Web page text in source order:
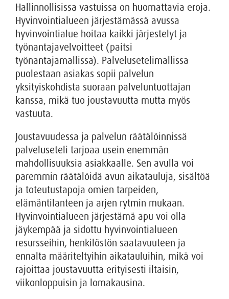
Hallinnollisissa vastuissa on huomattavia eroja.
Hyvinvointialueen järjestämässä avussa
hyvinvointialue hoitaa kaikki järjestelyt ja
työnantajavelvoitteet (paitsi
työnantajamallissa). Palvelusetelimallissa
puolestaan asiakas sopii palvelun
yksityiskohdista suoraan palveluntuottajan
kanssa, mikä tuo joustavuutta mutta myös
vastuuta.
Joustavuudessa ja palvelun räätälöinnissä
palveluseteli tarjoaa usein enemmän
mahdollisuuksia asiakkaalle. Sen avulla voi
paremmin räätälöidä avun aikatauluja, sisältöä
ja toteutustapoja omien tarpeiden,
elämäntilanteen ja arjen rytmin mukaan.
Hyvinvointialueen järjestämä apu voi olla
jäykempää ja sidottu hyvinvointialueen
resursseihin, henkilöstön saatavuuteen ja
ennalta määriteltyihin aikatauluihin, mikä voi
rajoittaa joustavuutta erityisesti iltaisin,
viikonloppuisin ja lomakausina.